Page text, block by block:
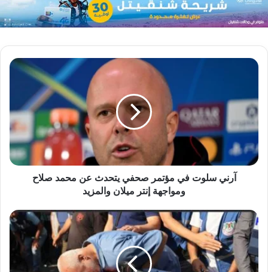
آرني سلوت في مؤتمر صحفي يتحدث عن محمد صلاح
ومواجهة إنتر ميلان والمزيد